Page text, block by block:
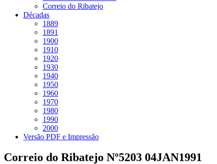
Correio do Ribatejo
Décadas
1889
1891
1900
1910
1920
1930
1940
1950
1960
1970
1980
1990
2000
Versão PDF e Impressão
Correio do Ribatejo Nº5203 04JAN1991